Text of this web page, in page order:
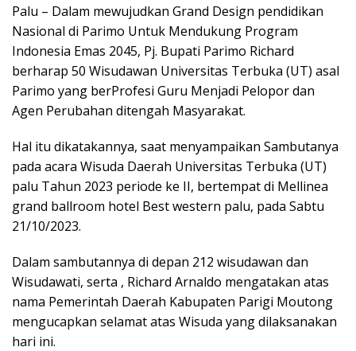
Palu – Dalam mewujudkan Grand Design pendidikan
Nasional di Parimo Untuk Mendukung Program
Indonesia Emas 2045, Pj. Bupati Parimo Richard
berharap 50 Wisudawan Universitas Terbuka (UT) asal
Parimo yang berProfesi Guru Menjadi Pelopor dan
Agen Perubahan ditengah Masyarakat.
Hal itu dikatakannya, saat menyampaikan Sambutanya
pada acara Wisuda Daerah Universitas Terbuka (UT)
palu Tahun 2023 periode ke II, bertempat di Mellinea
grand ballroom hotel Best western palu, pada Sabtu
21/10/2023.
Dalam sambutannya di depan 212 wisudawan dan
Wisudawati, serta , Richard Arnaldo mengatakan atas
nama Pemerintah Daerah Kabupaten Parigi Moutong
mengucapkan selamat atas Wisuda yang dilaksanakan
hari ini.